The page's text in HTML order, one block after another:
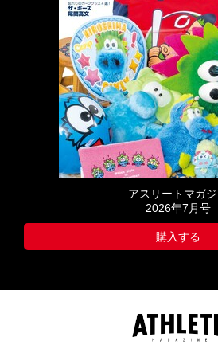
アスリートマガ
2026年7月号
購入する